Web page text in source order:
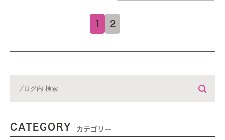
1 2
CATEGORY カテゴリー